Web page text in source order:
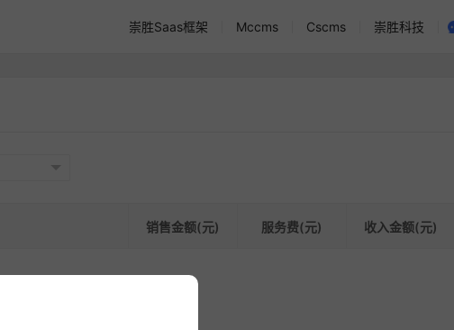
崇胜Saas框架 Mccms Cscms 崇胜科技
销售金额(元) 服务费(元) 收入金额(元)